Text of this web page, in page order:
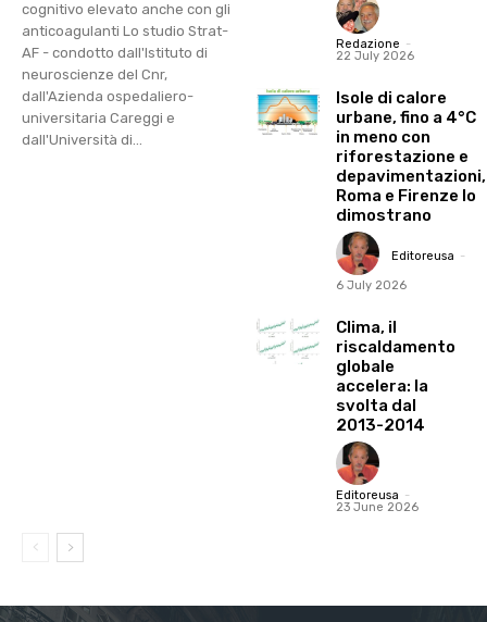
cognitivo elevato anche con gli
anticoagulanti Lo studio Strat-
AF - condotto dall'Istituto di
neuroscienze del Cnr,
dall'Azienda ospedaliero-
universitaria Careggi e
dall'Università di...
Redazione -
22 July 2026
Isole di calore
urbane, fino a 4°C
in meno con
riforestazione e
depavimentazioni,
Roma e Firenze lo
dimostrano
Editoreusa -
6 July 2026
Clima, il
riscaldamento
globale
accelera: la
svolta dal
2013-2014
Editoreusa -
23 June 2026